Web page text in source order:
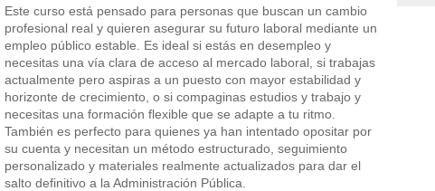
Este curso está pensado para personas que buscan un cambio
profesional real y quieren asegurar su futuro laboral mediante un
empleo público estable. Es ideal si estás en desempleo y
necesitas una vía clara de acceso al mercado laboral, si trabajas
actualmente pero aspiras a un puesto con mayor estabilidad y
horizonte de crecimiento, o si compaginas estudios y trabajo y
necesitas una formación flexible que se adapte a tu ritmo.
También es perfecto para quienes ya han intentado opositar por
su cuenta y necesitan un método estructurado, seguimiento
personalizado y materiales realmente actualizados para dar el
salto definitivo a la Administración Pública.